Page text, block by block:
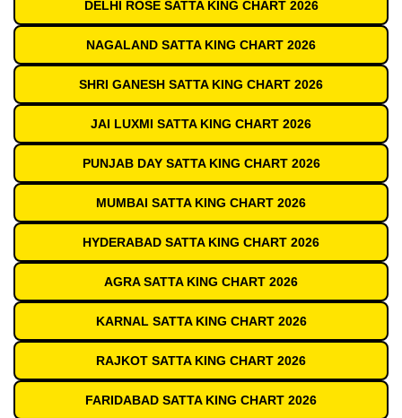
DELHI ROSE SATTA KING CHART 2026
NAGALAND SATTA KING CHART 2026
SHRI GANESH SATTA KING CHART 2026
JAI LUXMI SATTA KING CHART 2026
PUNJAB DAY SATTA KING CHART 2026
MUMBAI SATTA KING CHART 2026
HYDERABAD SATTA KING CHART 2026
AGRA SATTA KING CHART 2026
KARNAL SATTA KING CHART 2026
RAJKOT SATTA KING CHART 2026
FARIDABAD SATTA KING CHART 2026